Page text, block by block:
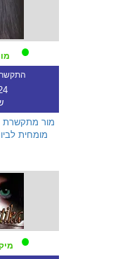
מור מתקשרת
מומחית לביו